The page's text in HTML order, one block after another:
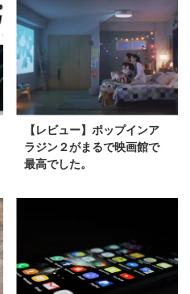
【レビュー】ポップインア
ラジン２がまるで映画館で
最高でした。